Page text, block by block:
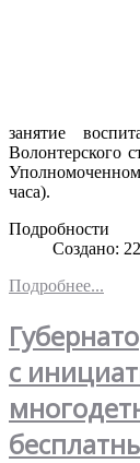
занятие
Волонтерского
часа).
Подробности
Создано:
Подробнее...
с